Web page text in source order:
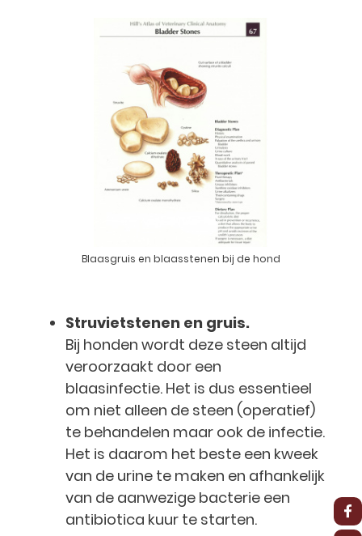
Blaasgruis en blaasstenen bij de hond
Struvietstenen en gruis.
Bij honden wordt deze steen altijd
veroorzaakt door een
blaasinfectie. Het is dus essentieel
om niet alleen de steen (operatief)
te behandelen maar ook de infectie.
Het is daarom het beste een kweek
van de urine te maken en afhankelijk
van de aanwezige bacterie een
antibiotica kuur te starten.